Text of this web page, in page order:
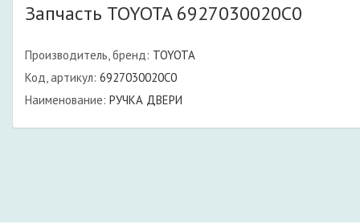
Запчасть TOYOTA 6927030020C0
Производитель, бренд: TOYOTA
Код, артикул: 6927030020C0
Наименование: РУЧКА ДВЕРИ